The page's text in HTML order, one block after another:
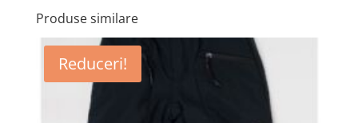
Produse similare
Reduceri!